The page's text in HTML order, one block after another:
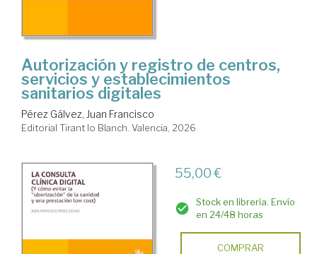
Autorización y registro de centros,
servicios y establecimientos
sanitarios digitales
Pérez Gálvez, Juan Francisco
Editorial Tirant lo Blanch. Valencia, 2026
55,00 €
Stock en librería. Envío
en 24/48 horas
COMPRAR